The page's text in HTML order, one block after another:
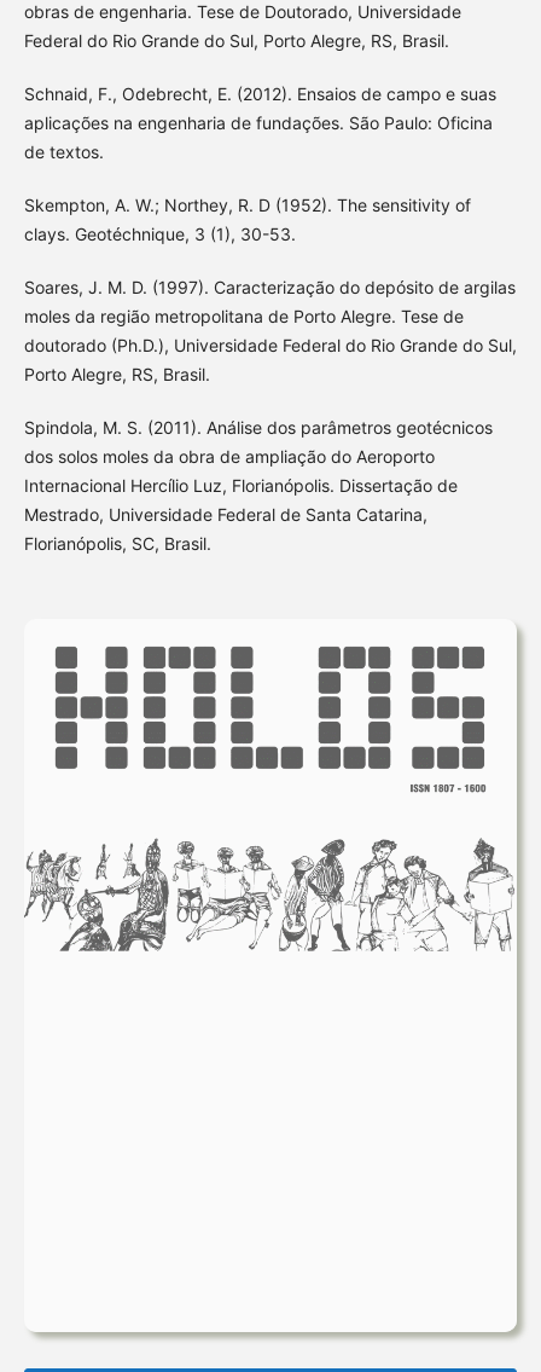
obras de engenharia. Tese de Doutorado, Universidade
Federal do Rio Grande do Sul, Porto Alegre, RS, Brasil.
Schnaid, F., Odebrecht, E. (2012). Ensaios de campo e suas
aplicações na engenharia de fundações. São Paulo: Oficina
de textos.
Skempton, A. W.; Northey, R. D (1952). The sensitivity of
clays. Geotéchnique, 3 (1), 30-53.
Soares, J. M. D. (1997). Caracterização do depósito de argilas
moles da região metropolitana de Porto Alegre. Tese de
doutorado (Ph.D.), Universidade Federal do Rio Grande do Sul,
Porto Alegre, RS, Brasil.
Spindola, M. S. (2011). Análise dos parâmetros geotécnicos
dos solos moles da obra de ampliação do Aeroporto
Internacional Hercílio Luz, Florianópolis. Dissertação de
Mestrado, Universidade Federal de Santa Catarina,
Florianópolis, SC, Brasil.